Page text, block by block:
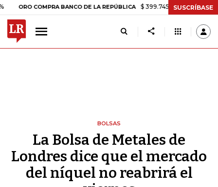
ORO COMPRA BANCO DE LA REPÚBLICA $ 399.745,16 +$ 2.295,71
SUSCRÍBASE
BOLSAS
La Bolsa de Metales de
Londres dice que el mercado
del níquel no reabrirá el